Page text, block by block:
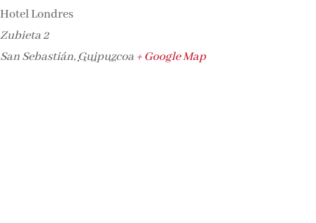
Hotel Londres
Zubieta 2
San Sebastián,Guipuzcoa + Google Map